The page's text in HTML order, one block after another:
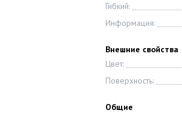
Гибкий:
Информация:
Внешние свойства
Цвет:
Поверхность:
Общие